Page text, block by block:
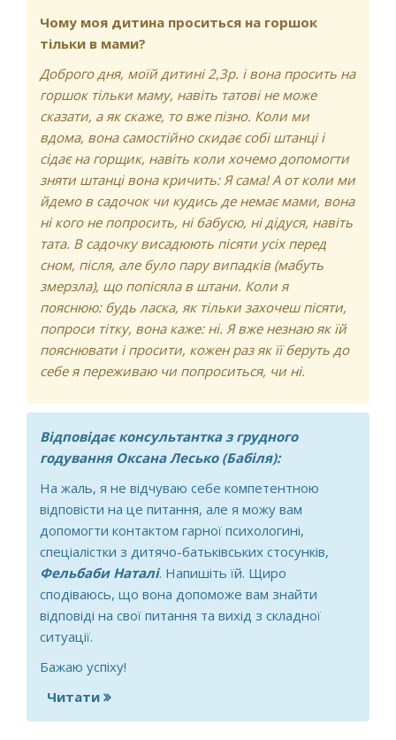
хворіли.Пару днів назад пішли і
Чому моя дитина проситься на горшок
тільки в мами?
Доброго дня, моїй дитині 2,3р. і вона просить на
горшок тільки маму, навіть татові не може
сказати, а як скаже, то вже пізно. Коли ми
вдома, вона самостійно скидає собі штанці і
сідає на горщик, навіть коли хочемо допомогти
зняти штанці вона кричить: Я сама! А от коли ми
йдемо в садочок чи кудись де немає мами, вона
ні кого не попросить, ні бабусю, ні дідуся, навіть
тата. В садочку висадюють пісяти усіх перед
сном, після, але було пару випадків (мабуть
змерзла), що попісяла в штани. Коли я
пояснюю: будь ласка, як тільки захочеш пісяти,
попроси тітку, вона каже: ні. Я вже незнаю як їй
пояснювати і просити, кожен раз як її беруть до
себе я переживаю чи попроситься, чи ні.
Відповідає консультантка з грудного
годування Оксана Лесько (Бабіля):
На жаль, я не відчуваю себе компетентною
відповісти на це питання, але я можу вам
допомогти контактом гарної психологині,
спеціалістки з дитячо-батьківських стосунків,
Фельбаби Наталі. Напишіть їй. Щиро
сподіваюсь, що вона допоможе вам знайти
відповіді на свої питання та вихід з складної
ситуації.
Бажаю успіху!
Читати про Чому моя дитина проситься на
горшок тільки в мами?